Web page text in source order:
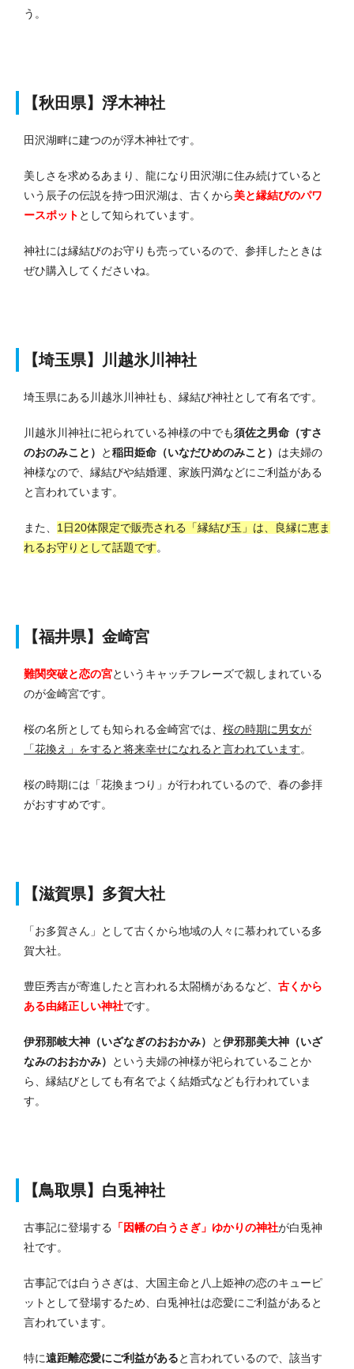
う。
【秋田県】浮木神社
田沢湖畔に建つのが浮木神社です。
美しさを求めるあまり、龍になり田沢湖に住み続けていると
いう辰子の伝説を持つ田沢湖は、古くから美と縁結びのパワ
ースポット として知られています。
神社には縁結びのお守りも売っているので、参拝したときは
ぜひ購入してくださいね。
【埼玉県】川越氷川神社
埼玉県にある川越氷川神社も、縁結び神社として有名です。
川越氷川神社に祀られている神様の中でも須佐之男命（すさ
のおのみこと）
と稲田姫命（いなだひめのみこと） は夫婦の
神様なので、縁結びや結婚運、家族円満などにご利益がある
と言われています。
また、 1日20体限定で販売される「縁結び玉」は、良縁に恵ま
れるお守りとして話題です。
【福井県】金崎宮
難関突破と恋の宮というキャッチフレーズで親しまれている
のが金崎宮です。
桜の名所としても知られる金崎宮では、 桜の時期に男女が
「花換え」をすると将来幸せになれると言われています。
桜の時期には「花換まつり」が行われているので、春の参拝
がおすすめです。
【滋賀県】多賀大社
「お多賀さん」として古くから地域の人々に慕われている多
賀大社。
豊臣秀吉が寄進したと言われる太閤橋があるなど、 古くから
ある由緒正しい神社です。
伊邪那岐大神（いざなぎのおおかみ） と伊邪那美大神（いざ
なみのおおかみ）
という夫婦の神様が祀られていることか
ら、縁結びとしても有名でよく結婚式なども行われていま
す。
【鳥取県】白兎神社
古事記に登場する 「因幡の白うさぎ」ゆかりの神社が白兎神
社です。
古事記では白うさぎは、大国主命と八上姫神の恋のキューピ
ットとして登場するため、白兎神社は恋愛にご利益があると
言われています。
特に遠距離恋愛にご利益があると言われているので、該当す